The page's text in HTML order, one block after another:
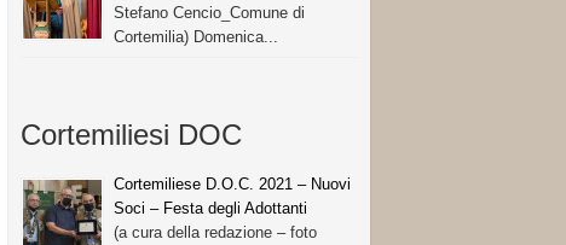
Stefano Cencio_Comune di
Cortemilia) Domenica...
Cortemiliesi DOC
Cortemiliese D.O.C. 2021 – Nuovi
Soci – Festa degli Adottanti
(a cura della redazione – foto